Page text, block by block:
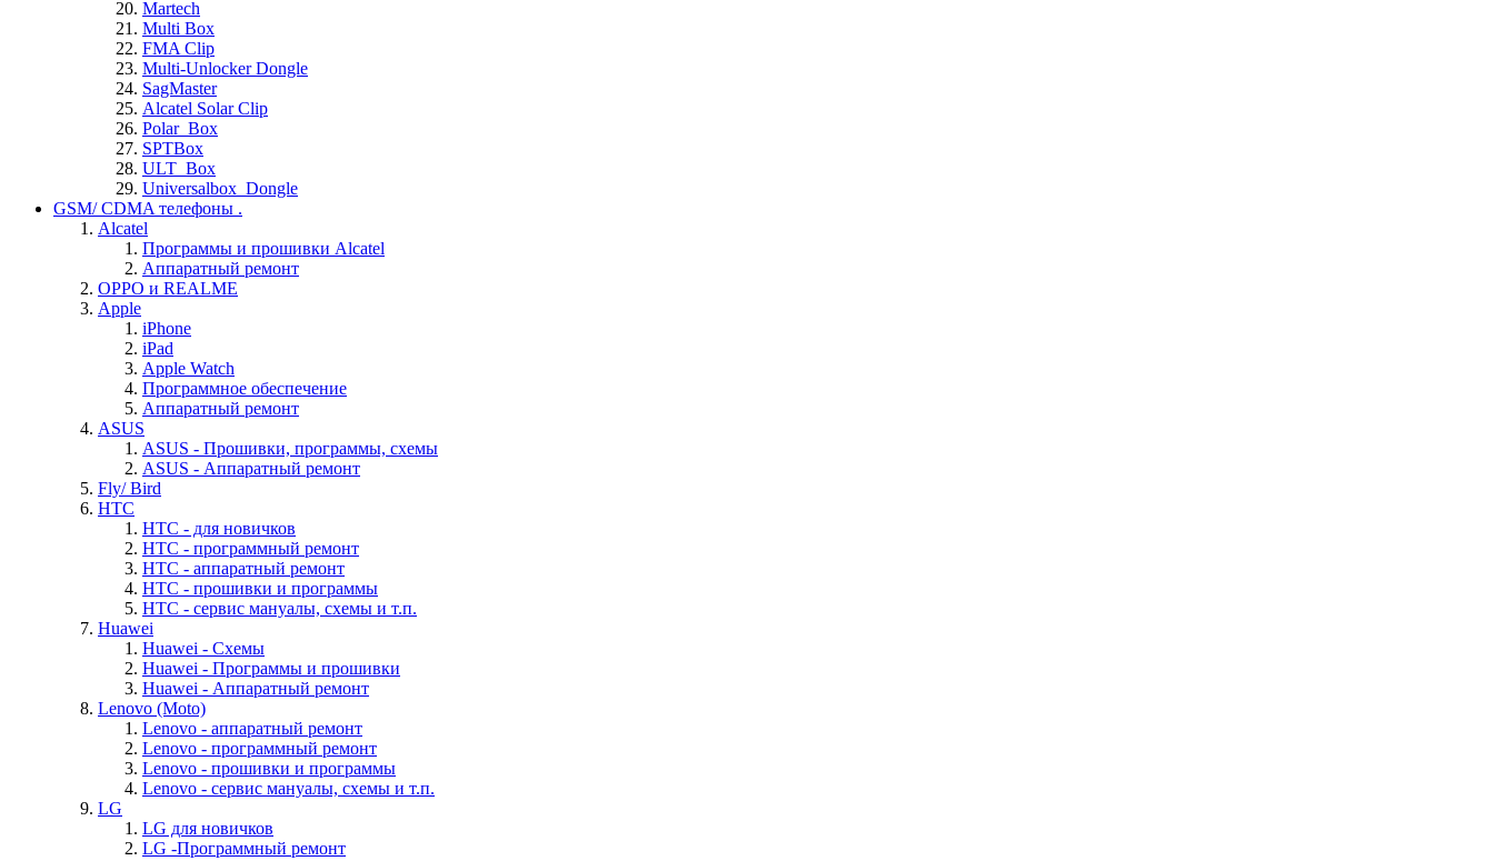
Martech
Multi Box
FMA Clip
Multi-Unlocker Dongle
SagMaster
Alcatel Solar Clip
Polar_Box
SPTBox
ULT_Box
Universalbox_Dongle
GSM/ CDMA телефоны .
Alcatel
Программы и прошивки Alcatel
Аппаратный ремонт
OPPO и REALME
Apple
iPhone
iPad
Apple Watch
Программное обеспечение
Аппаратный ремонт
ASUS
ASUS - Прошивки, программы, схемы
ASUS - Аппаратный ремонт
Fly/ Bird
HTC
HTC - для новичков
HTC - программный ремонт
HTC - аппаратный ремонт
HTC - прошивки и программы
HTC - cервис мануалы, схемы и т.п.
Huawei
Huawei - Cхемы
Huawei - Программы и прошивки
Huawei - Аппаратный ремонт
Lenovo (Moto)
Lenovo - аппаратный ремонт
Lenovo - программный ремонт
Lenovo - прошивки и программы
Lenovo - cервис мануалы, схемы и т.п.
LG
LG для новичков
LG -Программный ремонт